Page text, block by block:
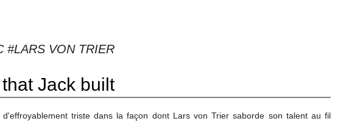
#LARS VON TRIER
Jack built
triste dans la façon dont Lars von Trier saborde son talent au fil